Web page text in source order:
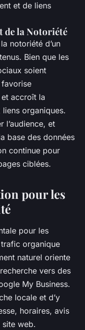
et de liens
de la Notoriété
notoriété d’un
Bien que les
soient
accroît la
organiques.
l’audience, et
base des données
continue pour
ciblées.
pour les
pour les
organique
naturel oriente
vers des
My Business.
locale et d’y
horaires, avis
site web.